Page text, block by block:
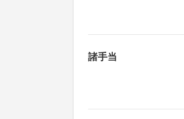
諸手当